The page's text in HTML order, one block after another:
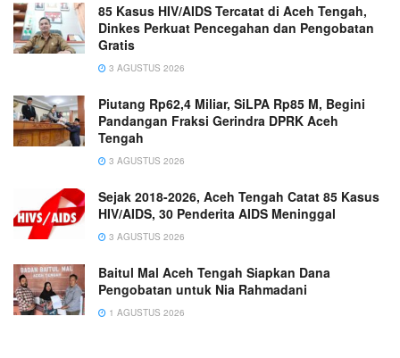
85 Kasus HIV/AIDS Tercatat di Aceh Tengah,
Dinkes Perkuat Pencegahan dan Pengobatan
Gratis
3 AGUSTUS 2026
Piutang Rp62,4 Miliar, SiLPA Rp85 M, Begini
Pandangan Fraksi Gerindra DPRK Aceh
Tengah
3 AGUSTUS 2026
Sejak 2018-2026, Aceh Tengah Catat 85 Kasus
HIV/AIDS, 30 Penderita AIDS Meninggal
3 AGUSTUS 2026
Baitul Mal Aceh Tengah Siapkan Dana
Pengobatan untuk Nia Rahmadani
1 AGUSTUS 2026